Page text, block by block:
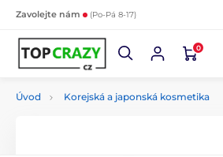
Zavolejte nám (Po-Pá 8-17)
0
Úvod Korejská a japonská kosmetika